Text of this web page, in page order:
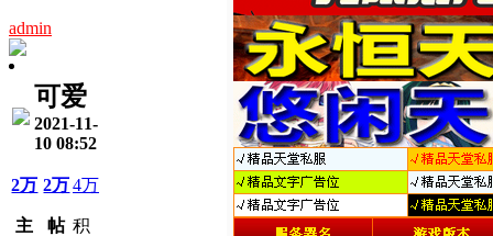
admin
可爱
2021-11-
10 08:52
2万
主
2万
帖
4万
积